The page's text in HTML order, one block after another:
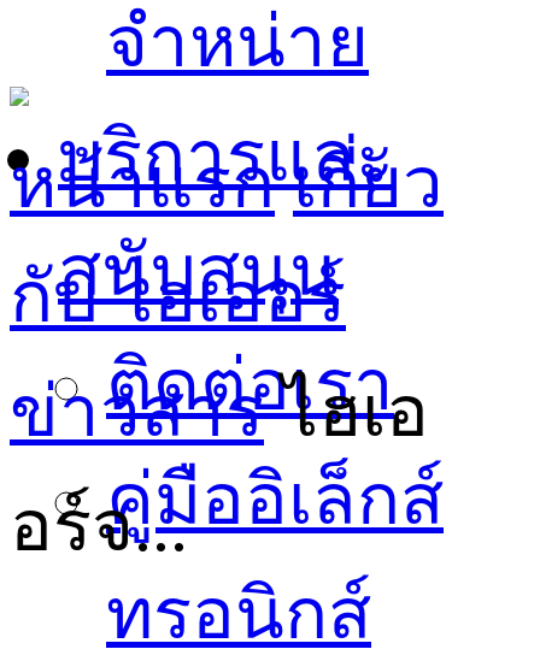
จำหน่าย
บริการและ
สนับสนุน
ติดต่อเรา
คู่มืออิเล็กส์
ทรอนิกส์
หน้าแรก เกี่ยว
กับ ไฮเออร์
ข่าวสาร ไฮเอ
อร์จ...